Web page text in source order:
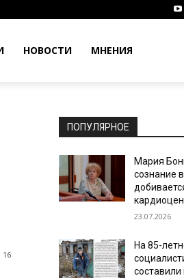
НОВОСТИ МНЕНИЯ
16
ПОПУЛЯРНОЕ
Мария
сознание
23.07.2026
На 85-
составили